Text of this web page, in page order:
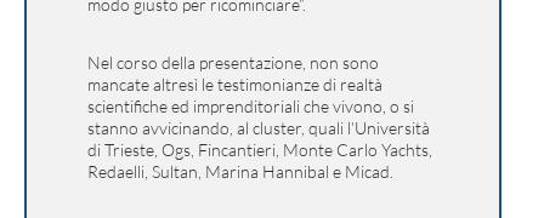
modo giusto per ricominciare”.
Nel corso della presentazione, non sono
mancate altresì le testimonianze di realtà
scientifiche ed imprenditoriali che vivono, o si
stanno avvicinando, al cluster, quali l’Università
di Trieste, Ogs, Fincantieri, Monte Carlo Yachts,
Redaelli, Sultan, Marina Hannibal e Micad.